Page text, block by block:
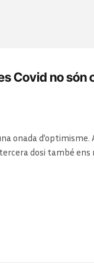
Covid no són
onada d’optimisme.
dosi també ens